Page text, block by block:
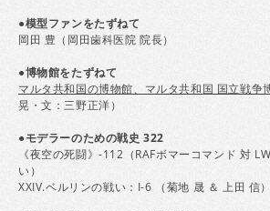
●模型ファンをたずねて
岡田 豊（岡田歯科医院 院長）
●博物館をたずねて
マルタ共和国の博物館、マルタ共和国 国立戦争
晃・文：三野正洋）
●モデラーのための戦史 322
《夜空の死闘》-112（RAFボマーコマンド 対
い）
XXIV.ベルリンの戦い：I-6 （菊地 晟 ＆ 上田 信）